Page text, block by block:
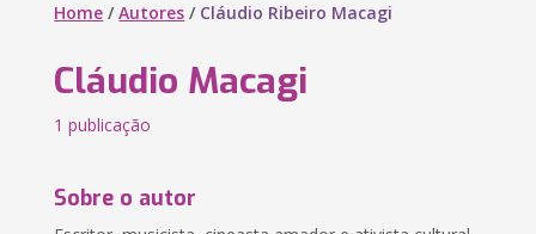
Home /Autores / Cláudio Ribeiro Macagi
Cláudio Macagi
1 publicação
Sobre o autor